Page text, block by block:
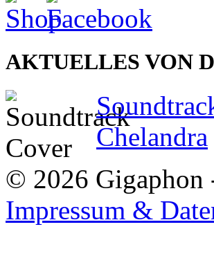
AKTUELLES VON
Chelandra
© 2026
Impressum &